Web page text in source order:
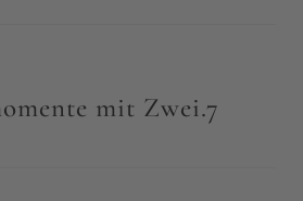
mit Zwei.7